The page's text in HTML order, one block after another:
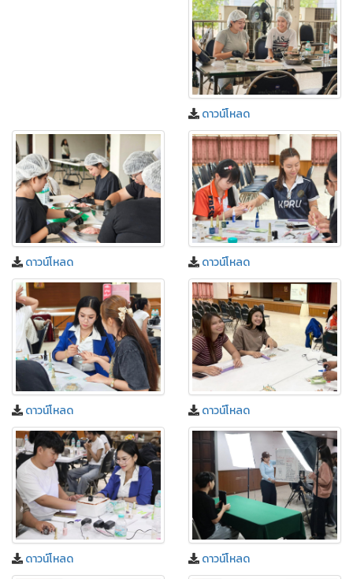
ดาวน์โหลด
ดาวน์โหลด ดาวน์โหลด
ดาวน์โหลด ดาวน์โหลด
ดาวน์โหลด ดาวน์โหลด